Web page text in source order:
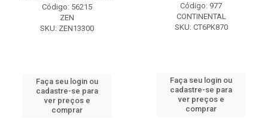
Código: 56215
ZEN
SKU: ZEN13300
Faça seu login ou
cadastre-se para
ver preços e
comprar
Código: 977
CONTINENTAL
SKU: CT6PK870
Faça seu login ou
cadastre-se para
ver preços e
comprar